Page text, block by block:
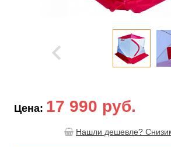
Цена: 17 990 руб.
Нашли дешевле?